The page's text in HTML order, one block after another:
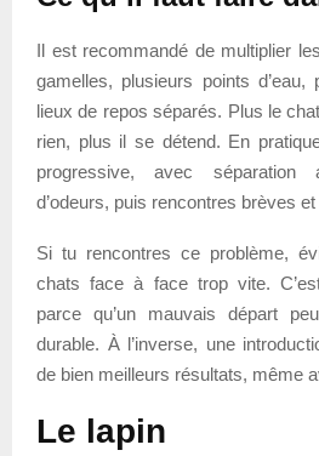
Il est recommandé de multiplier
gamelles, plusieurs points
lieux de repos séparés. Plus le
rien, plus il se détend. En
progressive, avec séparation
d’odeurs, puis rencontres brèves
Si tu rencontres ce problème,
chats face à face trop vite.
parce qu’un mauvais départ
durable. À l’inverse, une
de bien meilleurs résultats, même
Le lapin